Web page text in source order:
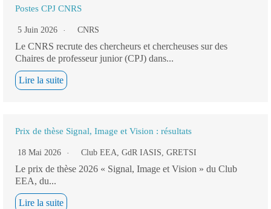
Postes CPJ CNRS
5 Juin 2026 CNRS
Le CNRS recrute des chercheurs et chercheuses sur des
Chaires de professeur junior (CPJ) dans...
Lire la suite
Prix de thèse Signal, Image et Vision : résultats
18 Mai 2026 Club EEA, GdR IASIS, GRETSI
Le prix de thèse 2026 « Signal, Image et Vision » du Club
EEA, du...
Lire la suite